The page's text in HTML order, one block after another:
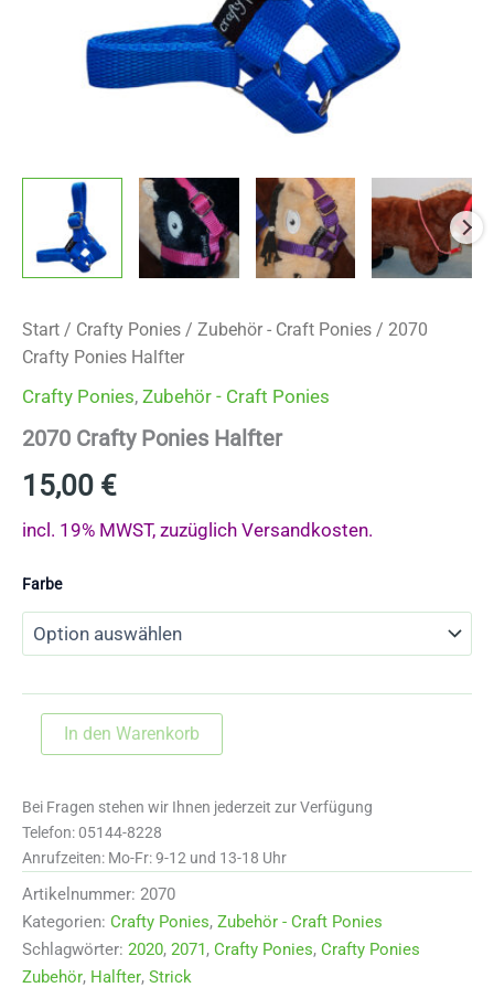
Start / Crafty Ponies / Zubehör - Craft Ponies / 2070
Crafty Ponies Halfter
Crafty Ponies, Zubehör - Craft Ponies
2070 Crafty Ponies Halfter
15,00 €
incl. 19% MWST, zuzüglich Versandkosten.
Farbe
Menge
In den Warenkorb
Bei Fragen stehen wir Ihnen jederzeit zur Verfügung
Telefon: 05144-8228
Anrufzeiten: Mo-Fr: 9-12 und 13-18 Uhr
Artikelnummer: 2070
Kategorien: Crafty Ponies, Zubehör - Craft Ponies
Schlagwörter: 2020, 2071, Crafty Ponies, Crafty Ponies
Zubehör, Halfter, Strick